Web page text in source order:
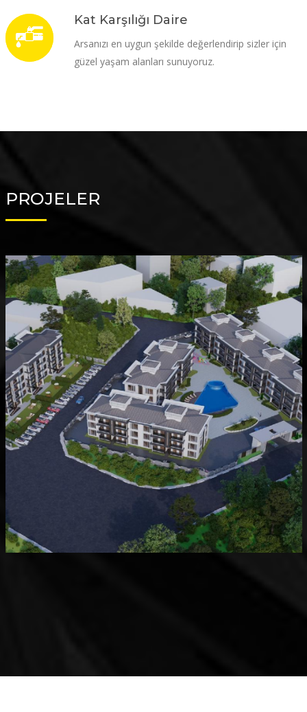
Kat Karşılığı Daire
Arsanızı en uygun şekilde değerlendirip sizler için
güzel yaşam alanları sunuyoruz.
PROJELER